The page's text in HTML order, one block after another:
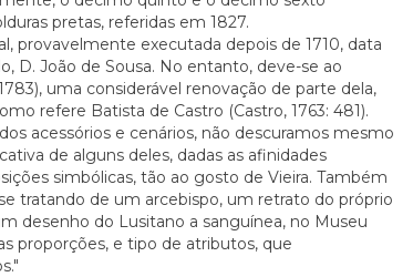
pretas, referidas em 1827.
provavelmente executada depois de 1710, data
D. João de Sousa. No entanto, deve-se ao
uma considerável renovação de parte dela,
refere Batista de Castro (Castro, 1763: 481).
acessórios e cenários, não descuramos mesmo
de alguns deles, dadas as afinidades
simbólicas, tão ao gosto de Vieira. Também
tratando de um arcebispo, um retrato do próprio
desenho do Lusitano a sanguínea, no Museu
proporções, e tipo de atributos, que